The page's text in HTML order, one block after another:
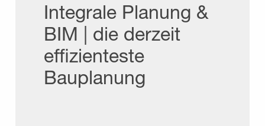
Integrale Planung &
BIM | die derzeit
effizienteste
Bauplanung